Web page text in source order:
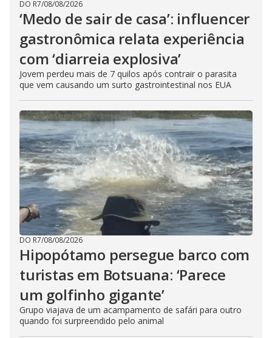
DO R7/08/08/2026
‘Medo de sair de casa’: influencer
gastronômica relata experiência
com ‘diarreia explosiva’
Jovem perdeu mais de 7 quilos após contrair o parasita
que vem causando um surto gastrointestinal nos EUA
DO R7/08/08/2026
Hipopótamo persegue barco com
turistas em Botsuana: ‘Parece
um golfinho gigante’
Grupo viajava de um acampamento de safári para outro
quando foi surpreendido pelo animal